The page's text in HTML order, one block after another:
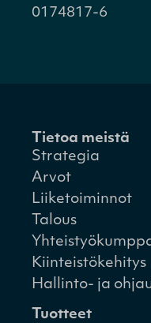
0174817-6
Tietoa meistä
Strategia
Arvot
Liiketoiminnot
Talous
Kiinteistökehitys
Hallinto- ja
Tuotteet